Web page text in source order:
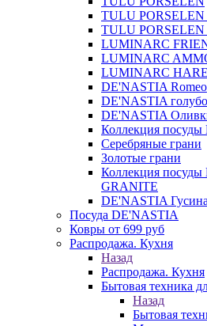
TULU PORSELEN
TULU PORSELEN
LUMINARC
LUMINARC
LUMINARC
DE'NASTIA Romeo
DE'NASTIA
DE'NASTIA
Коллекция
Серебряные грани
Золотые грани
Коллекция
GRANITE
DE'NASTIA
Посуда DE'NASTIA
Ковры от 699 руб
Распродажа. Кухня
Назад
Распродажа. Кухня
Бытовая техника
Назад
Бытовая